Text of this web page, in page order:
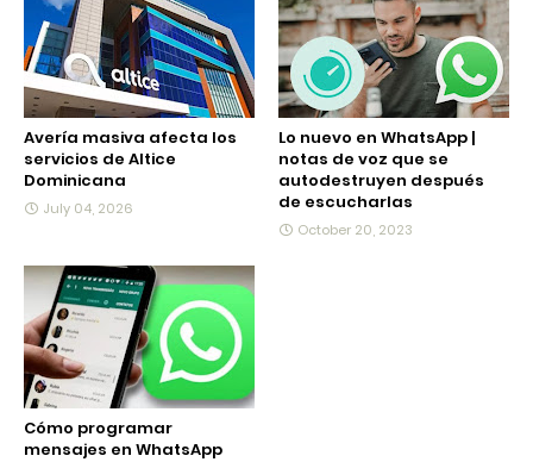
Avería masiva afecta los
servicios de Altice
Dominicana
July 04, 2026
Lo nuevo en WhatsApp |
notas de voz que se
autodestruyen después
de escucharlas
October 20, 2023
Cómo programar
mensajes en WhatsApp